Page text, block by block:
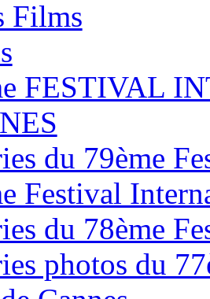
Films
FESTIVAL
du 79ème
Festival
du 78ème
photos du